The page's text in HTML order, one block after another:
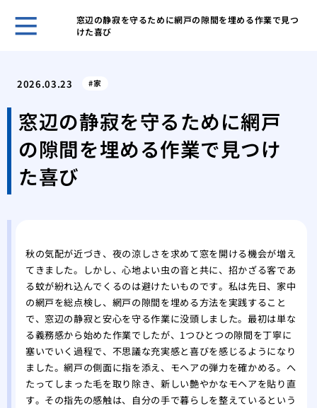
窓辺の静寂を守るために網戸の隙間を埋める作業で見つ
けた喜び
徹
お
う
壁
関係
2026.03.23 家
窓辺の静寂を守るために網戸
の隙間を埋める作業で見つけ
た喜び
秋の気配が近づき、夜の涼しさを求めて窓を開ける機会が増え
てきました。しかし、心地よい虫の音と共に、招かざる客であ
る蚊が紛れ込んでくるのは避けたいものです。私は先日、家中
の網戸を総点検し、網戸の隙間を埋める方法を実践すること
で、窓辺の静寂と安心を守る作業に没頭しました。最初は単な
る義務感から始めた作業でしたが、1つひとつの隙間を丁寧に
塞いでいく過程で、不思議な充実感と喜びを感じるようになり
ました。網戸の側面に指を添え、モヘアの弾力を確かめる。へ
たってしまった毛を取り除き、新しい艶やかなモヘアを貼り直
す。その指先の感触は、自分の手で暮らしを整えているという